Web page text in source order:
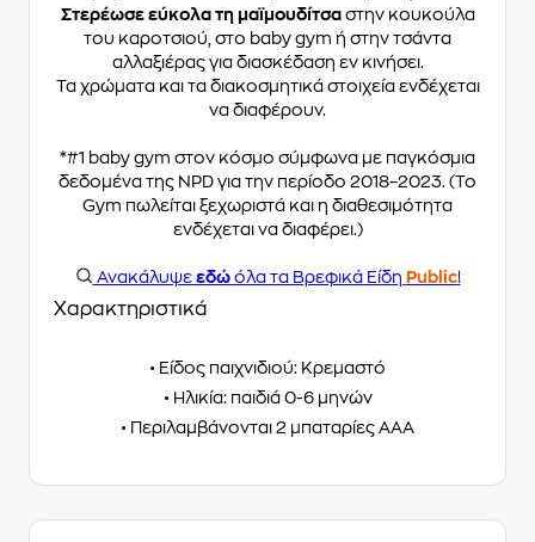
Στερέωσε εύκολα τη μαϊμουδίτσαστην κουκούλα
του καροτσιού, στο baby gym ή στην τσάντα
αλλαξιέρας για διασκέδαση εν κινήσει.
Τα χρώματα και τα διακοσμητικά στοιχεία ενδέχεται
να διαφέρουν.
*#1 baby gym στον κόσμο σύμφωνα με παγκόσμια
δεδομένα της NPD για την περίοδο 2018–2023. (Το
Gym πωλείται ξεχωριστά και η διαθεσιμότητα
ενδέχεται να διαφέρει.)
Ανακάλυψε εδώόλα τα Βρεφικά Είδη Public!
Χαρακτηριστικά
• Είδος παιχνιδιού: Κρεμαστό
• Ηλικία: παιδιά 0-6 μηνών
• Περιλαμβάνονται 2 μπαταρίες AAA